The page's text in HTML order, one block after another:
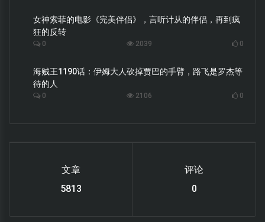
女神索菲的电影《完美伴侣》，言听计从的伴侣，再到疯
狂的反转
0 2039 0
海贼王1190话：伊姆大人砍掉贾巴的手臂，路飞是罗杰等
待的人
0 2106 0
文章
6119
评论
0